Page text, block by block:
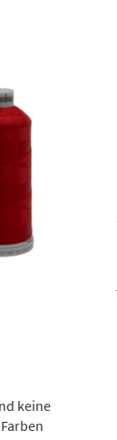
keine